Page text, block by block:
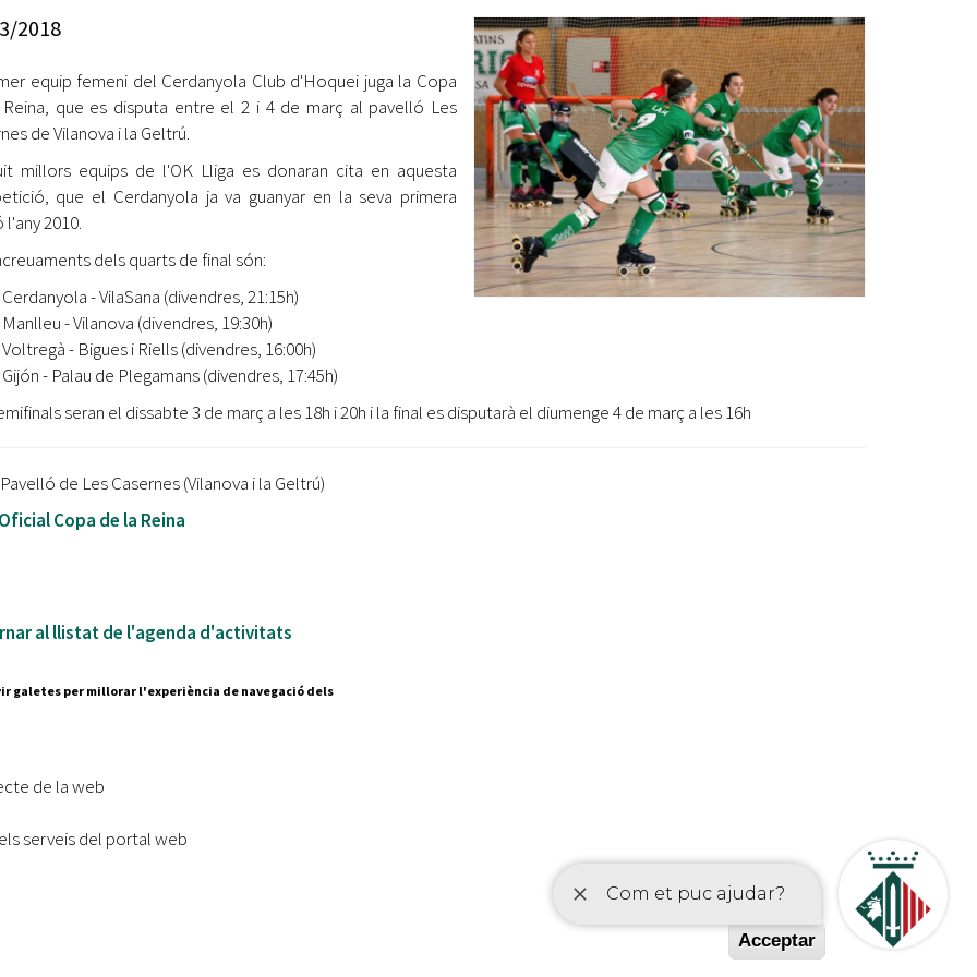
Ètica i Integritat
Retiment de Comptes
Accés a Informació Pública
Dades Obertes
Catàleg de Serveis i Tràmits
jove 2026
Cerdanyola opta a més de 5 milions d'euros del Pla de
Barris per transformar les Fontetes, Quatre Cantons i
l'entorn de l'avinguda Catalunya
El FIT presenta el cartell de la seva 16a edició i dona el
tret de sortida al festival
l'eclipsi solar
Entitats
Equipaments
Mercats Municipals
Webs Municipals
2018
equip femeni del Cerdanyola Club d'Hoquei juga la Copa
que es disputa entre el 2 i 4 de març al pavelló Les
de Vilanova i la Geltrú.
millors equips de l'OK Lliga es donaran cita en aquesta
que el Cerdanyola ja va guanyar en la seva primera
l'any 2010.
dels quarts de final són:
Cerdanyola - VilaSana (divendres, 21:15h)
Manlleu - Vilanova (divendres, 19:30h)
Voltregà - Bigues i Riells (divendres, 16:00h)
Gijón - Palau de Plegamans (divendres, 17:45h)
seran el dissabte 3 de març a les 18h i 20h i la final es disputarà el diumenge 4 de març a les 16h
de Les Casernes (Vilanova i la Geltrú)
Copa de la Reina
al llistat de l'agenda d'activitats
88 88
galetes per millorar l'experiència de navegació dels
de la web
serveis del portal web
Acceptar